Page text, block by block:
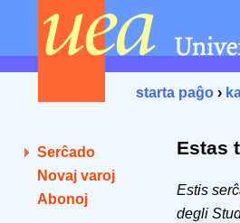
starta paĝo ›
Serĉado
Novaj varoj
Abonoj
Estas
Estis
degli